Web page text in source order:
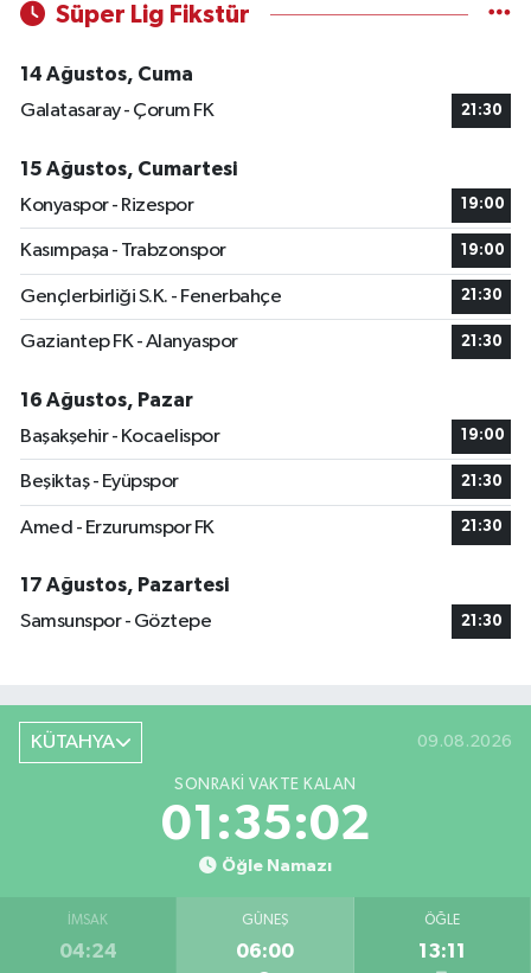
Süper Lig Fikstür
14 Ağustos, Cuma
Galatasaray - Çorum FK
21:30
15 Ağustos, Cumartesi
Konyaspor - Rizespor
19:00
Kasımpaşa - Trabzonspor 19:00
Gençlerbirliği S.K. - Fenerbahçe 21:30
Gaziantep FK - Alanyaspor 21:30
16 Ağustos, Pazar
Başakşehir - Kocaelispor
19:00
Beşiktaş - Eyüpspor 21:30
Amed - Erzurumspor FK 21:30
17 Ağustos, Pazartesi
Samsunspor - Göztepe
21:30
KÜTAHYA 09.08.2026
SONRAKI VAKTE KALAN
01:35:02
Öğle Namazı
İMSAK
04:24
GÜNEŞ
06:00
ÖĞLE
13:11